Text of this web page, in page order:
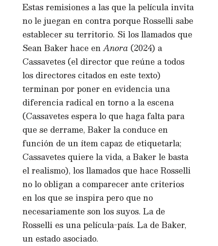
Estas remisiones a las que la película invita
no le juegan en contra porque Rosselli sabe
establecer su territorio. Si los llamados que
Sean Baker hace enAnora (2024) a
Cassavetes (el director que reúne a todos
los directores citados en este texto)
terminan por poner en evidencia una
diferencia radical en torno a la escena
(Cassavetes espera lo que haga falta para
que se derrame, Baker la conduce en
función de un ítem capaz de etiquetarla;
Cassavetes quiere la vida, a Baker le basta
el realismo), los llamados que hace Rosselli
no lo obligan a comparecer ante criterios
en los que se inspira pero que no
necesariamente son los suyos. La de
Rosselli es una película-país. La de Baker,
un estado asociado.